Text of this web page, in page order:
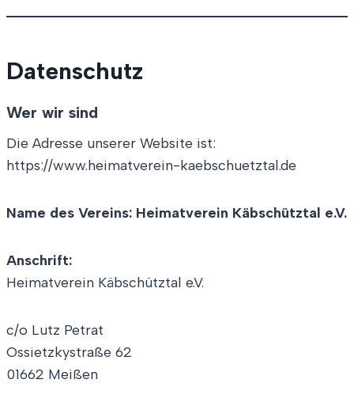
Datenschutz
Wer wir sind
Die Adresse unserer Website ist:
https://www.heimatverein-kaebschuetztal.de
Name des Vereins: Heimatverein Käbschütztal e.V.
Anschrift:
Heimatverein Käbschütztal e.V.
c/o Lutz Petrat
Ossietzkystraße 62
01662 Meißen